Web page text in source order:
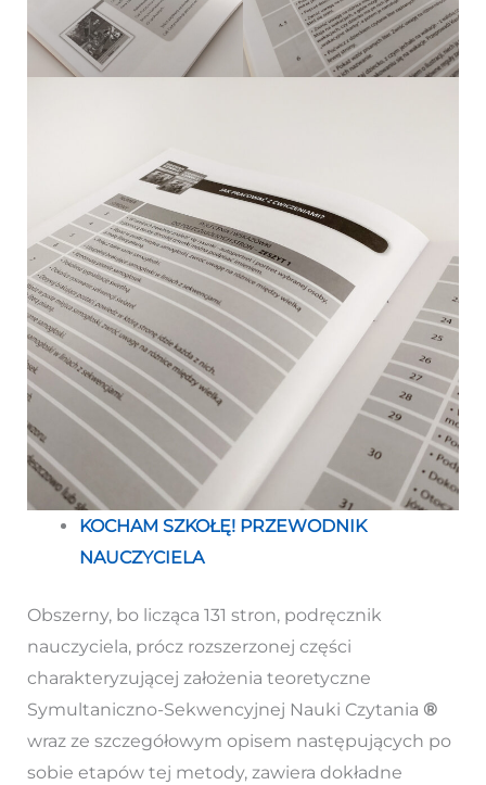
KOCHAM SZKOŁĘ! PRZEWODNIK
NAUCZYCIELA
Obszerny, bo licząca 131 stron, podręcznik
nauczyciela, prócz rozszerzonej części
charakteryzującej założenia teoretyczne
Symultaniczno-Sekwencyjnej Nauki Czytania ®
wraz ze szczegółowym opisem następujących po
sobie etapów tej metody, zawiera dokładne